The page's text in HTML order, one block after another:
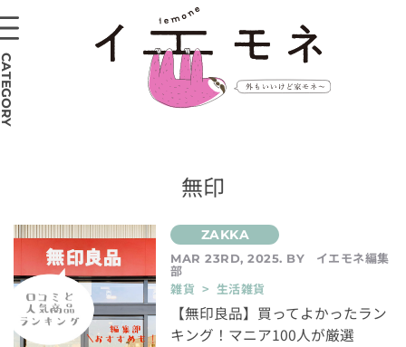
無印
MAR 23RD, 2025. BY イエモネ編集
部
雑貨 > 生活雑貨
【無印良品】買ってよかったラン
キング！マニア100人が厳選